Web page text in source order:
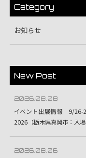
Category
お知らせ
New Post
2026.08.08
イベント出展情報 9/26-
2026（栃木県真岡市：入場
2026.08.06